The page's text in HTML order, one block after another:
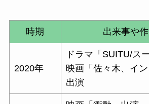
時期 出来事や
2020年
ドラマ「SUITU/ス
映画「佐々木、イン
出演